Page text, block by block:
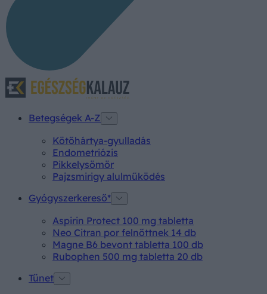
Betegségek A-Z
Kötőhártya-gyulladás
Endometriózis
Pikkelysömör
Pajzsmirigy alulműködés
Gyógyszerkereső*
Aspirin Protect 100 mg tabletta
Neo Citran por felnőttnek 14 db
Magne B6 bevont tabletta 100 db
Rubophen 500 mg tabletta 20 db
Tünet